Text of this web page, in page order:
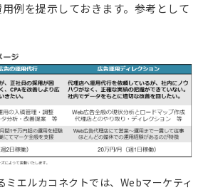
例を提示しておきます。参考として
ミエルカコネクトでは、Webマーケティ